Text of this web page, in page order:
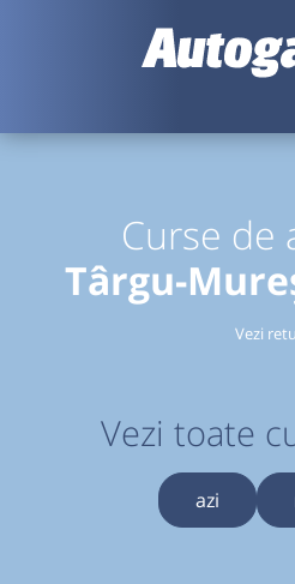
Curse de
Târgu-
Vezi
Vezi toate
azi